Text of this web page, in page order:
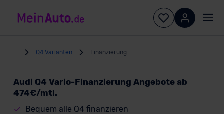
Q4 Varianten Finanzierung
Audi Q4 Vario-Finanzierung Angebote ab
474€/mtl.
Bequem alle Q4 finanzieren